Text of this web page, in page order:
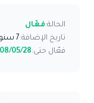
الحالة:فعّال
تاريخ الإضافة: 7 سنوات مضت
فعّال حتى:08/05/28